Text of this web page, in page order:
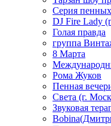
Серия
DJ Fire Lady
Голая правда
группа
8 Марта
Рома Жуков
Пенная
Света (г.
Звуковая